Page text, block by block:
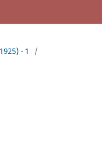
- 1
/